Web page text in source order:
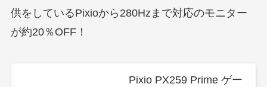
供をしているPixioから280Hzまで対応のモニター
が約20％OFF！
Pixio PX259 Prime ゲー